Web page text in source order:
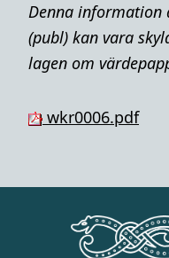
Denna information
(publ) kan vara
lagen om
wkr0006.pdf